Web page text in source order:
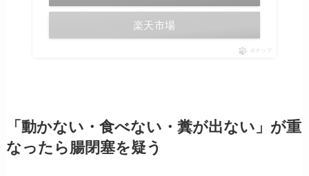
楽天市場
ポチップ
「動かない・食べない・糞が出ない」が重
なったら腸閉塞を疑う